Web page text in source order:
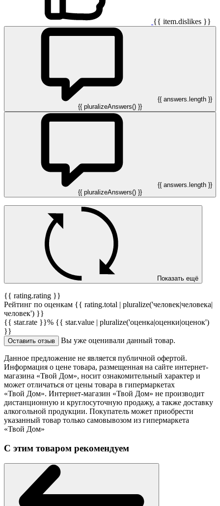
{{ item.dislikes }}
{{ answers.length }}
{{ pluralizeAnswers() }}
{{ answers.length }}
{{ pluralizeAnswers() }}
Показать ещё
{{ rating.rating }}
Рейтинг по оценкам {{ rating.total | pluralize('человек|человека|
человек') }}
{{ star.rate }}% {{ star.value | pluralize('оценка|оценки|оценок')
}}
Оставить отзыв Вы уже оценивали данный товар.
Данное предложение не является публичной офертой.
Информация о цене товара, размещенная на сайте интернет-
магазина «Твой Дом», носит ознакомительный характер и
может отличаться от цены товара в гипермаркетах
«Твой Дом». Интернет-магазин «Твой Дом» не производит
дистанционную и круглосуточную продажу, а также доставку
алкогольной продукции. Покупатель может приобрести
указанный товар только самовывозом из гипермаркета
«Твой Дом»
С этим товаром рекомендуем